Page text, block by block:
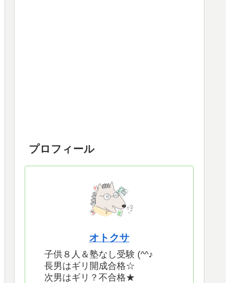
プロフィール
オトクサ
子供８人＆塾なし受験 (^^♪
長男はギリ開成合格☆
次男はギリ？不合格★